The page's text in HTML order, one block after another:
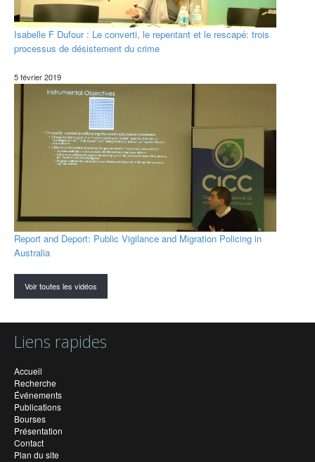
Isabelle F Dufour : Le converti, le repentant et le rescapé: trois
processus de désistement du crime
5 février 2019
Report and Deport: Public Vigilance and Migration Policing in
Australia
Voir toutes les vidéos
Liens rapides
Accueil
Recherche
Événements
Publications
Bourses
Présentation
Contact
Plan du site